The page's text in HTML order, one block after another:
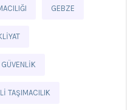
GEBZE
GÜVENLIK
TAŞIMACILIK